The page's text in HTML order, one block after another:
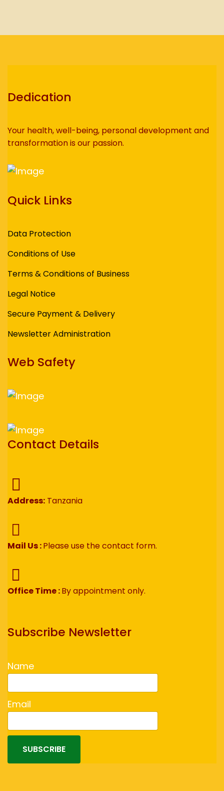
Dedication
Your health, well-being, personal development and
transformation is our passion.
Quick Links
Data Protection
Conditions of Use
Terms & Conditions of Business
Legal Notice
Secure Payment & Delivery
Newsletter Administration
Web Safety
Contact Details
Address: Tanzania
Mail Us :Please use the contact form.
Office Time :By appointment only.
Subscribe Newsletter
Name
Email
SUBSCRIBE